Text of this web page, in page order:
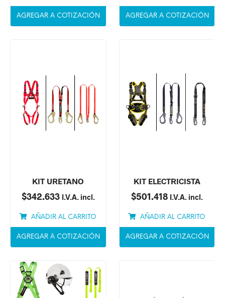
AGREGAR A COTIZACIÓN AGREGAR A COTIZACIÓN
KIT URETANO
$342.633 I.V.A. incl.
AÑADIR AL CARRITO
AGREGAR A COTIZACIÓN
KIT ELECTRICISTA
$501.418 I.V.A. incl.
AÑADIR AL CARRITO
AGREGAR A COTIZACIÓN